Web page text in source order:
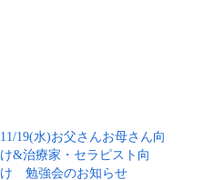
11/19(水)お父さんお母さん向
け&治療家・セラピスト向
け 勉強会のお知らせ